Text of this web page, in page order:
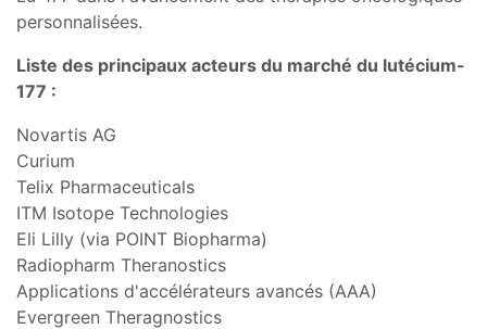
personnalisées.
Liste des principaux acteurs du marché du lutécium-
177 :
Novartis AG
Curium
Telix Pharmaceuticals
ITM Isotope Technologies
Eli Lilly (via POINT Biopharma)
Radiopharm Theranostics
Applications d'accélérateurs avancés (AAA)
Evergreen Theragnostics